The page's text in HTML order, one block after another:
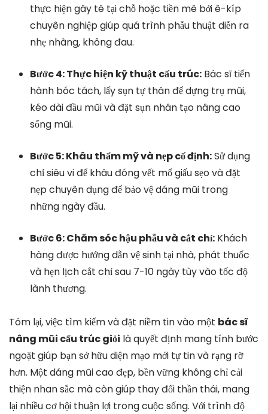
thực hiện gây tê tại chỗ hoặc tiền mê bởi ê-kíp
chuyên nghiệp giúp quá trình phẫu thuật diễn ra
nhẹ nhàng, không đau.
Bước 4: Thực hiện kỹ thuật cấu trúc: Bác sĩ tiến
hành bóc tách, lấy sụn tự thân để dựng trụ mũi,
kéo dài đầu mũi và đặt sụn nhân tạo nâng cao
sống mũi.
Bước 5: Khâu thẩm mỹ và nẹp cố định:Sử dụng
chỉ siêu vi để khâu đóng vết mổ giấu sẹo và đặt
nẹp chuyên dụng để bảo vệ dáng mũi trong
những ngày đầu.
Bước 6: Chăm sóc hậu phẫu và cắt chỉ: Khách
hàng được hướng dẫn vệ sinh tại nhà, phát thuốc
và hẹn lịch cắt chỉ sau 7-10 ngày tùy vào tốc độ
lành thương.
Tóm lại, việc tìm kiếm và đặt niềm tin vào một bác sĩ
nâng mũi cấu trúc giỏi là quyết định mang tính bước
ngoặt giúp bạn sở hữu diện mạo mới tự tin và rạng rỡ
hơn. Một dáng mũi cao đẹp, bền vững không chỉ cải
thiện nhan sắc mà còn giúp thay đổi thần thái, mang
lại nhiều cơ hội thuận lợi trong cuộc sống. Với trình độ